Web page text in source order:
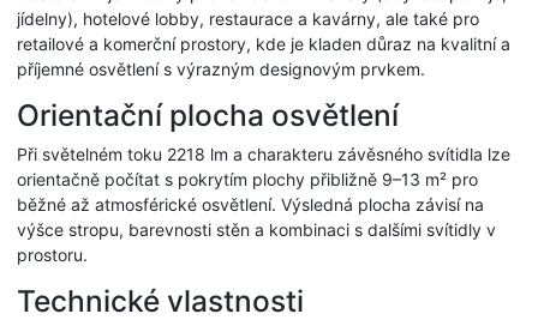
jídelny), hotelové lobby, restaurace a kavárny, ale také pro
retailové a komerční prostory, kde je kladen důraz na kvalitní a
příjemné osvětlení s výrazným designovým prvkem.
Orientační plocha osvětlení
Při světelném toku 2218 lm a charakteru závěsného svítidla lze
orientačně počítat s pokrytím plochy přibližně 9–13 m² pro
běžné až atmosférické osvětlení. Výsledná plocha závisí na
výšce stropu, barevnosti stěn a kombinaci s dalšími svítidly v
prostoru.
Technické vlastnosti